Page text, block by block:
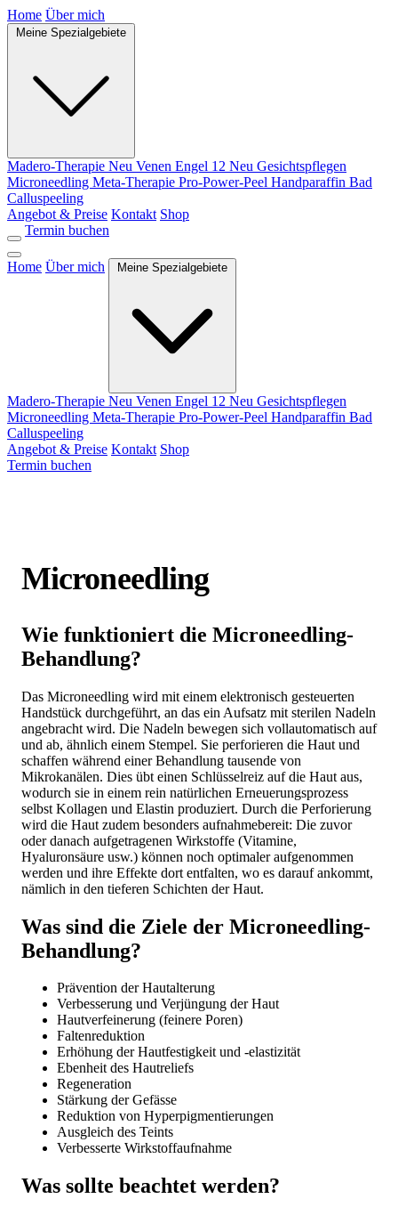
Home Über mich
Madero-Therapie Neu Venen Engel 12 Neu Gesichtspflegen
Microneedling Meta-Therapie Pro-Power-Peel Handparaffin Bad
Calluspeeling
Angebot & Preise Kontakt Shop
Termin buchen
Home Über mich
Madero-Therapie Neu Venen Engel 12 Neu Gesichtspflegen
Microneedling Meta-Therapie Pro-Power-Peel Handparaffin Bad
Calluspeeling
Angebot & Preise Kontakt Shop
Termin buchen
Microneedling
Wie funktioniert die Microneedling-
Behandlung?
Das Microneedling wird mit einem elektronisch gesteuerten
Handstück durchgeführt, an das ein Aufsatz mit sterilen Nadeln
angebracht wird. Die Nadeln bewegen sich vollautomatisch auf
und ab, ähnlich einem Stempel. Sie perforieren die Haut und
schaffen während einer Behandlung tausende von
Mikrokanälen. Dies übt einen Schlüsselreiz auf die Haut aus,
wodurch sie in einem rein natürlichen Erneuerungsprozess
selbst Kollagen und Elastin produziert. Durch die Perforierung
wird die Haut zudem besonders aufnahmebereit: Die zuvor
oder danach aufgetragenen Wirkstoffe (Vitamine,
Hyaluronsäure usw.) können noch optimaler aufgenommen
werden und ihre Effekte dort entfalten, wo es darauf ankommt,
nämlich in den tieferen Schichten der Haut.
Was sind die Ziele der Microneedling-
Behandlung?
Prävention der Hautalterung
Verbesserung und Verjüngung der Haut
Hautverfeinerung (feinere Poren)
Faltenreduktion
Erhöhung der Hautfestigkeit und -elastizität
Ebenheit des Hautreliefs
Regeneration
Stärkung der Gefässe
Reduktion von Hyperpigmentierungen
Ausgleich des Teints
Verbesserte Wirkstoffaufnahme
Was sollte beachtet werden?